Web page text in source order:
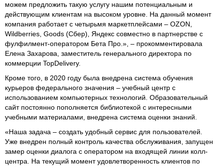
можем предложить такую услугу нашим потенциальным и
действующим клиентам на высоком уровне. На данный момент
компания работает с четырьмя маркетплейсами – OZON,
Wildberries, Goods (Сбер), Яндекс совместно в партнерстве с
фулфилмент-оператором Бета Про.», – прокомментировала
Елена Захарова, заместитель генерального директора по
коммерции TopDelivery.
Кроме того, в 2020 году была внедрена система обучения
курьеров федерального значения – учебный центр с
использованием компьютерных технологий. Образовательный
сайт постоянно пополняется библиотекой с интересными
учебными материалами, внедрена система оценки знаний.
«Наша задача – создать удобный сервис для пользователей.
Уже внедрен полный контроль качества обслуживания, запущен
замер оценки диалога с оператором на входящей линии колл-
центра. На текущий момент удовлетворенность клиентов по